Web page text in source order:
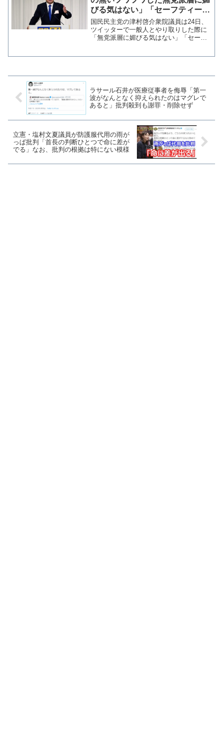
びる気はない」「セーフティーネ
ットとか言ってる時点でガキの遊
び」
国民民主党の津村啓介衆院議員は24日、
ツイッターで一般人とやり取りした際に
「無党派層に媚びる気はない」「セーフ
ラサール石井が医療従事者を侮辱「第一
波がなんとなく抑えられたのはマグレで
あると」批判殺到も謝罪・削除せず
立憲・塩村文夏議員が防護服代用の雨が
っぱ批判「首長の判断ひとつで命に差が
でる」なお、批判の根拠は特にない模様